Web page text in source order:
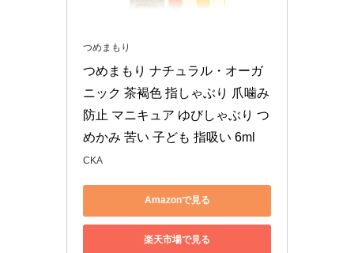
つめまもり
つめまもり ナチュラル・オーガ
ニック 茶褐色 指しゃぶり 爪噛み
防止 マニキュア ゆびしゃぶり つ
めかみ 苦い 子ども 指吸い 6ml
CKA
Amazonで見る
楽天市場で見る